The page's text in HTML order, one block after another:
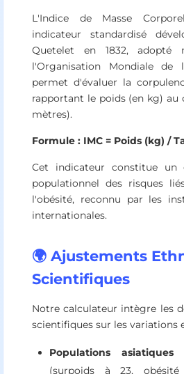
L'Indice de Masse
indicateur standardisé
Quetelet en 1832, adopté
l'Organisation Mondiale de
permet d'évaluer la
rapportant le poids (en kg) au
mètres).
Formule : IMC = Poids (kg) /
Cet indicateur constitue un
populationnel des risques
l'obésité, reconnu par les
internationales.
🌍 Ajustements
Scientifiques
Notre calculateur intègre les
scientifiques sur les variations
Populations asiatiques
(surpoids à 23,